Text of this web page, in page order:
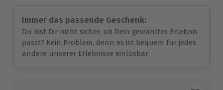
Immer das passende Geschenk:
Du bist Dir nicht sicher, ob Dein gewähltes Erlebnis
passt? Kein Problem, denn es ist bequem für jedes
andere unserer Erlebnisse einlösbar.